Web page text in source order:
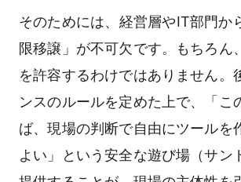
そのためには、経営層やIT部門か
限移譲」が不可欠です。もちろん
を許容するわけではありません。
ンスのルールを定めた上で、「こ
ば、現場の判断で自由にツールを
よい」という安全な遊び場（サン